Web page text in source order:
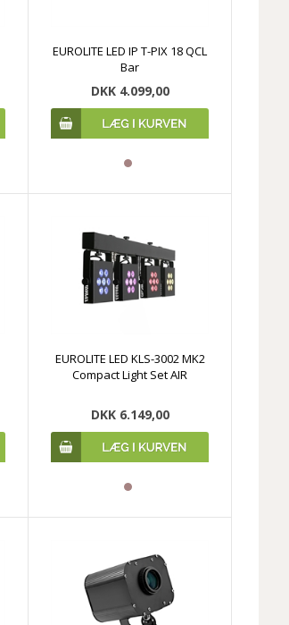
EUROLITE LED IP T-PIX 18 QCL
Bar
DKK 4.099,00
EUROLITE LED KLS-3002 MK2
Compact Light Set AIR
DKK 6.149,00